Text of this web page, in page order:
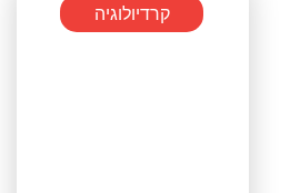
קרדיולוגיה